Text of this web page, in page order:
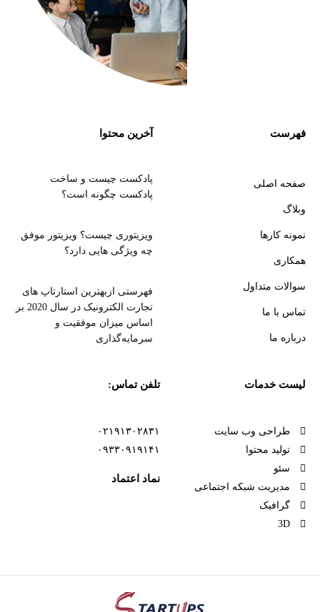
فهرست
صفحه اصلی
وبلاگ
نمونه کارها
همکاری
سوالات متداول
تماس با ما
درباره ما
آخرین محتوا
پادکست چیست و ساخت
پادکست چگونه است؟
ویزیتوری چیست؟ ویزیتور موفق
چه ویژگی هایی دارد؟
فهرستی ازبهترین استارتاپ های
تجارت الکترونیک در سال 2020 بر
اساس میزان موفقیت و
سرمایه‌گذاری
لیست خدمات
طراحی وب سایت
تولید محتوا
سئو
مدیریت شبکه اجتماعی
گرافیک
3D
تلفن تماس:
۰۲۱۹۱۳۰۲۸۳۱
۰۹۳۳۰۹۱۹۱۴۱
نماد اعتماد